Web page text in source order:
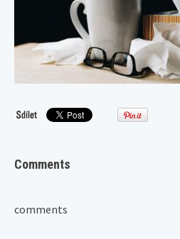
Comments
comments